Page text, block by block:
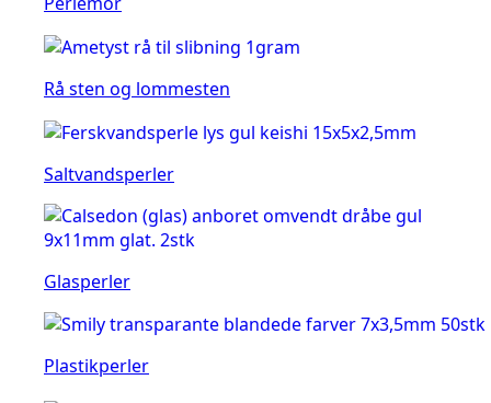
Rå sten og lommesten
Saltvandsperler
Glasperler
Plastikperler